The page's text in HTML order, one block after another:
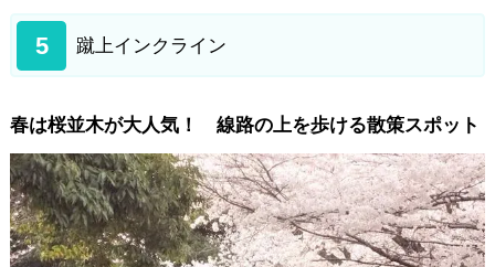
5 蹴上インクライン
春は桜並木が大人気！ 線路の上を歩ける散策スポット